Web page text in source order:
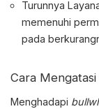
Turunnya
memenuhi
pada
Cara Mengatasi
Menghadapi